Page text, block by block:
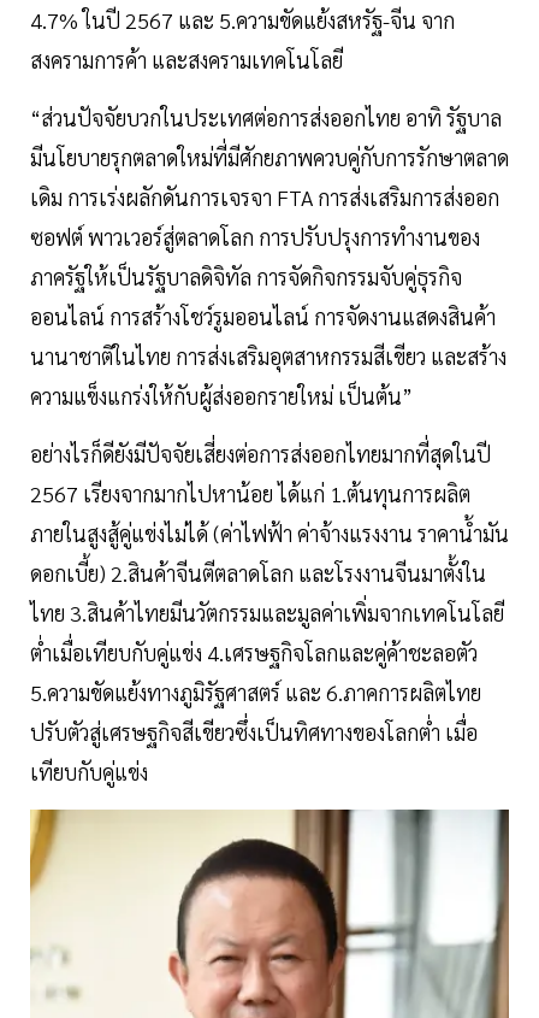
4.7% ในปี 2567 และ 5.ความขัดแย้งสหรัฐ-จีน จาก
สงครามการค้า และสงครามเทคโนโลยี
“ส่วนปัจจัยบวกในประเทศต่อการส่งออกไทย อาทิ รัฐบาล
มีนโยบายรุกตลาดใหม่ที่มีศักยภาพควบคู่กับการรักษาตลาด
เดิม การเร่งผลักดันการเจรจา FTA การส่งเสริมการส่งออก
ซอฟต์ พาวเวอร์สู่ตลาดโลก การปรับปรุงการทำงานของ
ภาครัฐให้เป็นรัฐบาลดิจิทัล การจัดกิจกรรมจับคู่ธุรกิจ
ออนไลน์ การสร้างโชว์รูมออนไลน์ การจัดงานแสดงสินค้า
นานาชาติในไทย การส่งเสริมอุตสาหกรรมสีเขียว และสร้าง
ความแข็งแกร่งให้กับผู้ส่งออกรายใหม่ เป็นต้น”
อย่างไรก็ดียังมีปัจจัยเสี่ยงต่อการส่งออกไทยมากที่สุดในปี
2567 เรียงจากมากไปหาน้อย ได้แก่ 1.ต้นทุนการผลิต
ภายในสูงสู้คู่แข่งไม่ได้ (ค่าไฟฟ้า ค่าจ้างแรงงาน ราคาน้ำมัน
ดอกเบี้ย) 2.สินค้าจีนตีตลาดโลก และโรงงานจีนมาตั้งใน
ไทย 3.สินค้าไทยมีนวัตกรรมและมูลค่าเพิ่มจากเทคโนโลยี
ต่ำเมื่อเทียบกับคู่แข่ง 4.เศรษฐกิจโลกและคู่ค้าชะลอตัว
5.ความขัดแย้งทางภูมิรัฐศาสตร์ และ 6.ภาคการผลิตไทย
ปรับตัวสู่เศรษฐกิจสีเขียวซึ่งเป็นทิศทางของโลกต่ำ เมื่อ
เทียบกับคู่แข่ง